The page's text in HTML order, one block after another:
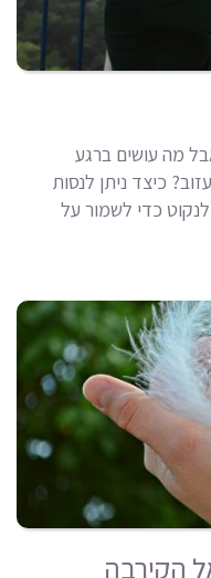
מה עושים ברגע
כיצד ניתן לנסות
כדי לשמור על
הקירבה